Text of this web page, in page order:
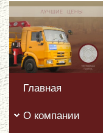
Главная
О компании